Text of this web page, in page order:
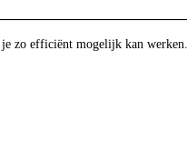
efficiënt mogelijk kan